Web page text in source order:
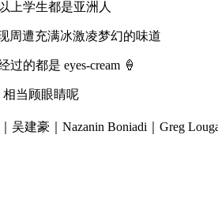
上学生都是亚洲人
周遭充满冰激凌梦幻的味道
过的都是 eyes-cream 🍦
相当顾眼睛呢
吴建豪｜ Nazanin Boniadi｜ Greg